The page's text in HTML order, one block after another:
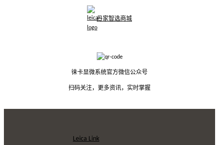
丹家智选商城
徕卡显微系统官方微信公众号
扫码关注，更多资讯，实时掌握
Leica Link